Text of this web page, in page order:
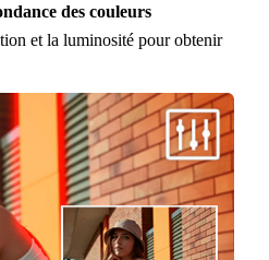
des couleurs
et la luminosité pour obtenir